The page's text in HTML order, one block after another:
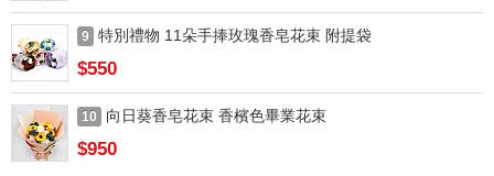
9 特別禮物 11朵手捧玫瑰香皂花束 附提袋
$550
10 向日葵香皂花束 香檳色畢業花束
$950